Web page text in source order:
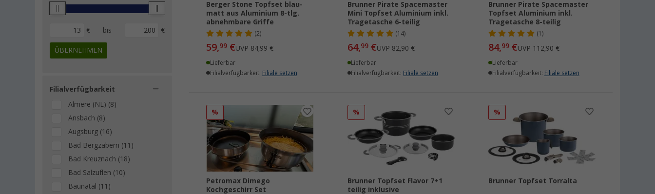
€ bis €
ÜBERNEHMEN
Filialverfügbarkeit
Almere (NL) (8)
Ansbach (8)
Augsburg (16)
Bad Bergzabern (11)
Bad Kreuznach (18)
Bad Salzuflen (10)
Baunatal (11)
Berger Stone Topfset blau-
matt aus Aluminium 8-tlg.
abnehmbare Griffe
(2)
59,99 €UVP84,99 €
Lieferbar
Filialverfügbarkeit: Filiale setzen
Brunner Pirate Spacemaster
Mini Topfset Aluminium inkl.
Tragetasche 6-teilig
(14)
64,99€UVP82,90 €
Lieferbar
Filialverfügbarkeit: Filiale setzen
Brunner Pirate Spacemaster
Topfset Aluminium inkl.
Tragetasche 8-teilig
(1)
84,99 €UVP112,90 €
Lieferbar
Filialverfügbarkeit: Filiale setzen
%
Petromax Dimego
Kochgeschirr Set
%
Brunner Topfset Flavor 7+1
teilig inklusive
%
Brunner Topfset Torralta